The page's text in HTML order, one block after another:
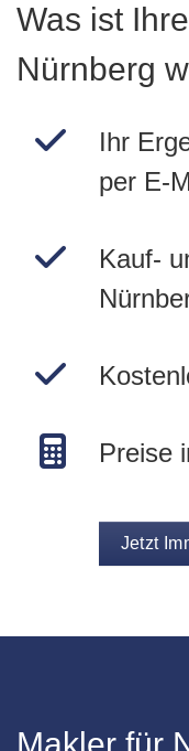
Was ist
Nürnberg
Ihr
per E-
Kauf-
Preise
Jetzt